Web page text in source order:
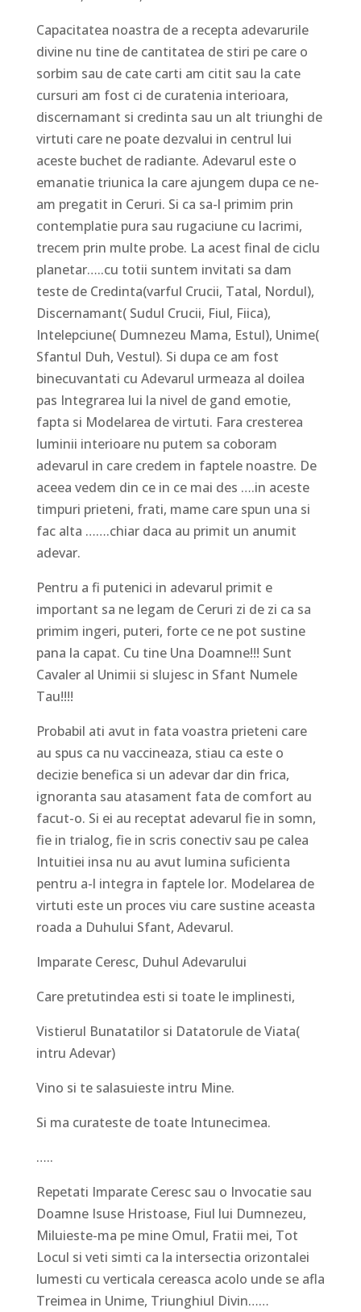
Capacitatea noastra de a recepta adevarurile
divine nu tine de cantitatea de stiri pe care o
sorbim sau de cate carti am citit sau la cate
cursuri am fost ci de curatenia interioara,
discernamant si credinta sau un alt triunghi de
virtuti care ne poate dezvalui in centrul lui
aceste buchet de radiante. Adevarul este o
emanatie triunica la care ajungem dupa ce ne-
am pregatit in Ceruri. Si ca sa-l primim prin
contemplatie pura sau rugaciune cu lacrimi,
trecem prin multe probe. La acest final de ciclu
planetar…..cu totii suntem invitati sa dam
teste de Credinta(varful Crucii, Tatal, Nordul),
Discernamant( Sudul Crucii, Fiul, Fiica),
Intelepciune( Dumnezeu Mama, Estul), Unime(
Sfantul Duh, Vestul). Si dupa ce am fost
binecuvantati cu Adevarul urmeaza al doilea
pas Integrarea lui la nivel de gand emotie,
fapta si Modelarea de virtuti. Fara cresterea
luminii interioare nu putem sa coboram
adevarul in care credem in faptele noastre. De
aceea vedem din ce in ce mai des ….in aceste
timpuri prieteni, frati, mame care spun una si
fac alta …….chiar daca au primit un anumit
adevar.
Pentru a fi putenici in adevarul primit e
important sa ne legam de Ceruri zi de zi ca sa
primim ingeri, puteri, forte ce ne pot sustine
pana la capat. Cu tine Una Doamne!!! Sunt
Cavaler al Unimii si slujesc in Sfant Numele
Tau!!!!
Probabil ati avut in fata voastra prieteni care
au spus ca nu vaccineaza, stiau ca este o
decizie benefica si un adevar dar din frica,
ignoranta sau atasament fata de comfort au
facut-o. Si ei au receptat adevarul fie in somn,
fie in trialog, fie in scris conectiv sau pe calea
Intuitiei insa nu au avut lumina suficienta
pentru a-l integra in faptele lor. Modelarea de
virtuti este un proces viu care sustine aceasta
roada a Duhului Sfant, Adevarul.
Imparate Ceresc, Duhul Adevarului
Care pretutindea esti si toate le implinesti,
Vistierul Bunatatilor si Datatorule de Viata(
intru Adevar)
Vino si te salasuieste intru Mine.
Si ma curateste de toate Intunecimea.
…..
Repetati Imparate Ceresc sau o Invocatie sau
Doamne Isuse Hristoase, Fiul lui Dumnezeu,
Miluieste-ma pe mine Omul, Fratii mei, Tot
Locul si veti simti ca la intersectia orizontalei
lumesti cu verticala cereasca acolo unde se afla
Treimea in Unime, Triunghiul Divin……